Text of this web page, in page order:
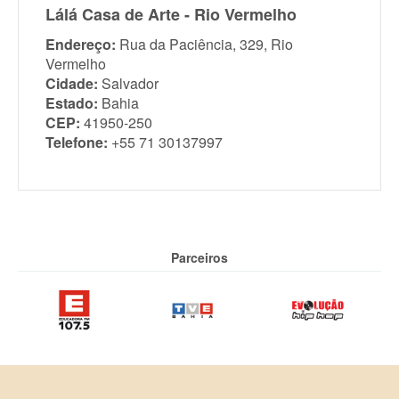
Lálá Casa de Arte - Rio Vermelho
Endereço: Rua da Paciência, 329, Rio
Vermelho
Cidade: Salvador
Estado: Bahia
CEP: 41950-250
Telefone: +55 71 30137997
Parceiros